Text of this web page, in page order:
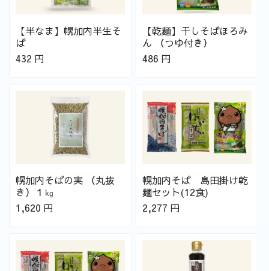
【半なま】幌加内半生そ
ば
432 円
【乾麺】干しそばほろみ
ん （つゆ付き）
486 円
幌加内そばの実 （丸抜
き）１㎏
1,620 円
幌加内そば 島田掛け乾
麺セット(12食)
2,277 円